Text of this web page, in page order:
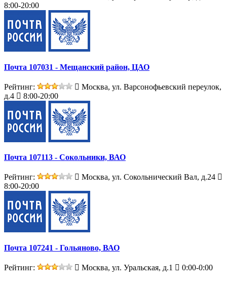
8:00-20:00
Почта 107031 - Мещанский район, ЦАО
Рейтинг:
Москва, ул. Варсонофьевский переулок,
д.4
8:00-20:00
Почта 107113 - Сокольники, ВАО
Рейтинг:
Москва, ул. Сокольнический Вал, д.24
8:00-20:00
Почта 107241 - Гольяново, ВАО
Рейтинг: Москва, ул. Уральская, д.1 0:00-0:00